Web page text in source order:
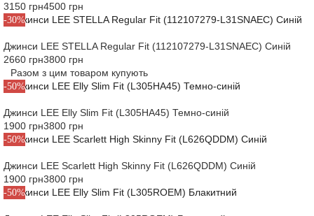
3150 грн4500 грн
-30%
Джинси LEE STELLA Regular Fit (112107279-L31SNAEC) Синій
2660 грн3800 грн
Разом з цим товаром купують
-50%
Джинси LEE Elly Slim Fit (L305HA45) Темно-синій
1900 грн3800 грн
-50%
Джинси LEE Scarlett High Skinny Fit (L626QDDM) Синій
1900 грн3800 грн
-50%